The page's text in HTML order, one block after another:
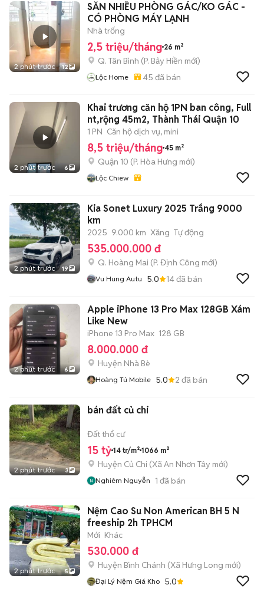
2 phút trước 12
SẴN NHIỀU PHÒNG GÁC/KO GÁC -
CÓ PHÒNG MÁY LẠNH
Nhà trống
2,5 triệu/tháng 26 m²
Q. Tân Bình (P. Bảy Hiền mới)
Lộc Home 45 đã bán
2 phút trước 6
Khai trương căn hộ 1PN ban công, Full
nt,rộng 45m2, Thành Thái Quận 10
1 PN Căn hộ dịch vụ, mini
8,5 triệu/tháng 45 m²
Quận 10 (P. Hòa Hưng mới)
Lộc Chiew
2 phút trước 19
Kia Sonet Luxury 2025 Trắng 9000
km
2025 9.000 km Xăng Tự động
535.000.000 đ
Q. Hoàng Mai (P. Định Công mới)
Vu Hung Autu 5.0 14đã bán
2 phút trước 6
Apple iPhone 13 Pro Max 128GB Xám
Like New
iPhone 13 Pro Max 128 GB
8.000.000 đ
Huyện Nhà Bè
Hoàng Tú Mobile 5.0 2 đã bán
2 phút trước 3
bán đất củ chi
Đất thổ cư
15 tỷ 14 tr/m² 1066 m²
Huyện Củ Chi (Xã An Nhơn Tây mới)
Nghiêm Nguyễn 1 đã bán
2 phút trước 5
Nệm Cao Su Non American BH 5 N
freeship 2h TPHCM
Mới Khác
530.000 đ
Huyện Bình Chánh (Xã Hưng Long mới)
Đại Lý Nệm Giá Kho 5.0